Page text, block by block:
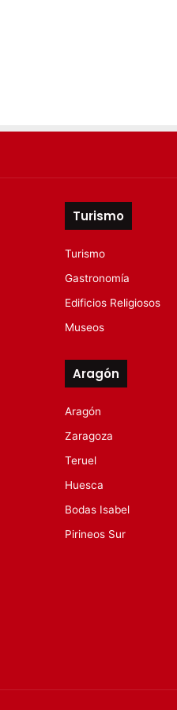
Turismo
Turismo
Gastronomía
Edificios Religiosos
Museos
Aragón
Aragón
Zaragoza
Teruel
Huesca
Bodas Isabel
Pirineos Sur